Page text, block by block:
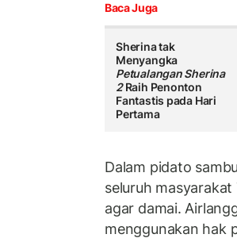
Baca Juga
Sherina tak
Menyangka
Petualangan Sherina
2Raih Penonton
Fantastis pada Hari
Pertama
Dalam pidato
seluruh
agar damai.
menggunakan hak